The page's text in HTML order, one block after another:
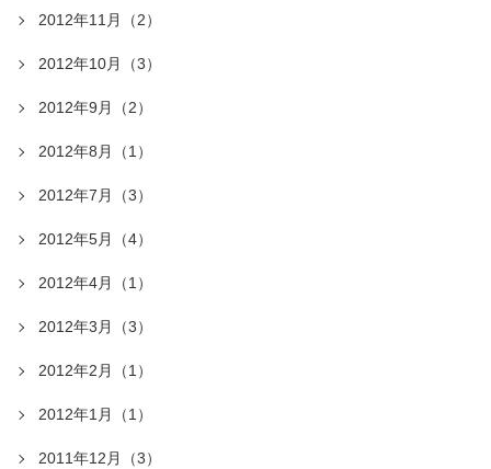
2012年11月（2）
2012年10月（3）
2012年9月（2）
2012年8月（1）
2012年7月（3）
2012年5月（4）
2012年4月（1）
2012年3月（3）
2012年2月（1）
2012年1月（1）
2011年12月（3）